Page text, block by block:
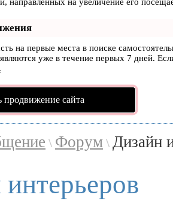
на первые места в поиске
уже в течение первых 7 дней.
продвижение сайта
\ Форум \ Дизайн